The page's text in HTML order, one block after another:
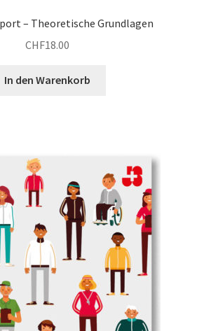
– Theoretische Grundlagen
CHF18.00
In den Warenkorb